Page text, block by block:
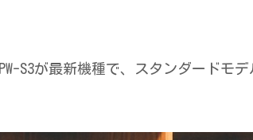
S3が最新機種で、スタンダードモ